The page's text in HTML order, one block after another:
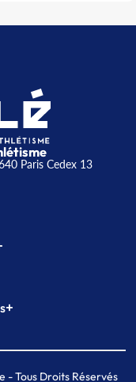
Paris Cedex 13
+
Tous Droits Réservés